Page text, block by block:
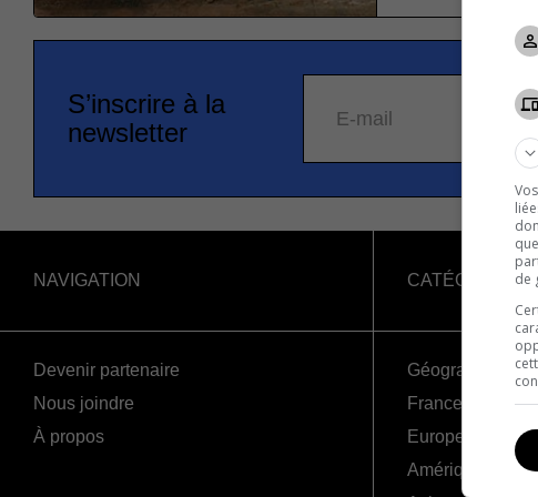
S’inscrire à la
newsletter
E-mail
NAVIGATION
Devenir partenaire
Nous joindre
À propos
CATÉGORIES
Géographie
France
Europe
Amériques
de